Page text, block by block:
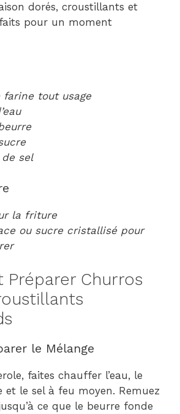
dorés, croustillants et
pour un moment
farine tout usage
de sel
la friture
ou sucre cristallisé pour
Préparer Churros
le Mélange
faites chauffer l’eau, le
et le sel à feu moyen. Remuez
ce que le beurre fonde